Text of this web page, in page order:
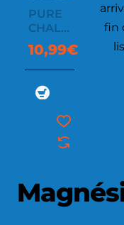
PURE
CHALK
CHUNKY
350G
10,99€
fin